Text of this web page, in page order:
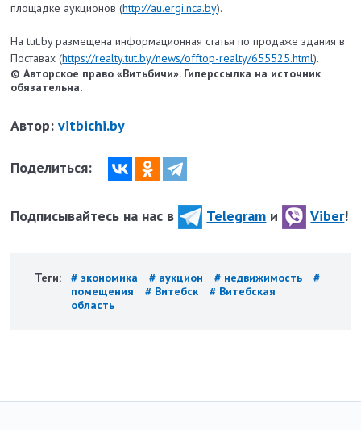
площадке аукционов (http://au.ergi.nca.by).
На tut.by размещена информационная статья по продаже здания в
Поставах (https://realty.tut.by/news/offtop-realty/655525.html).
© Авторское право «Витьбичи». Гиперссылка на источник
обязательна.
Автор:vitbichi.by
Поделиться:
Подписывайтесь на нас в Telegram и Viber!
Теги: # экономика # аукцион # недвижимость
#
помещения
# Витебск
# Витебская
область